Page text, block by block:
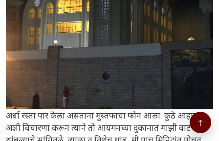
अर्धा रस्ता पार केला असताना मुस्तफाचा फोन आला. कुठे आहात
अशी विचारणा करून त्याने तो आयमनच्या दुकानात माझी वाट बघत
↑